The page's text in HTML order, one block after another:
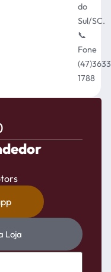
do
Sul/SC.
📞
Fone
1788
Loja